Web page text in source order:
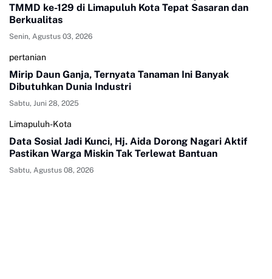
TMMD ke-129 di Limapuluh Kota Tepat Sasaran dan
Berkualitas
Senin, Agustus 03, 2026
pertanian
Mirip Daun Ganja, Ternyata Tanaman Ini Banyak
Dibutuhkan Dunia Industri
Sabtu, Juni 28, 2025
Limapuluh-Kota
Data Sosial Jadi Kunci, Hj. Aida Dorong Nagari Aktif
Pastikan Warga Miskin Tak Terlewat Bantuan
Sabtu, Agustus 08, 2026